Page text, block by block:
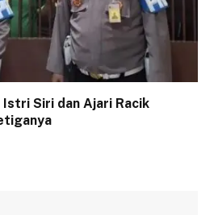
Siri dan Ajari Racik